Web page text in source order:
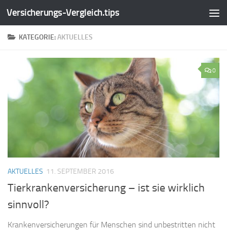
Zum Inhalt springen
Versicherungs-Vergleich.tips
KATEGORIE:AKTUELLES
0
AKTUELLES 11. SEPTEMBER 2016
Tierkrankenversicherung – ist sie wirklich
sinnvoll?
Krankenversicherungen für Menschen sind unbestritten nicht